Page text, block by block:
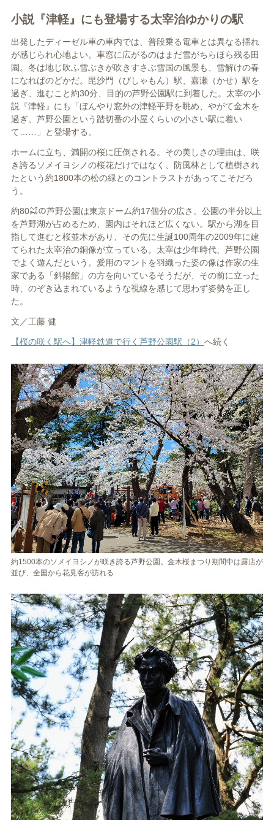
小説『津軽』にも登場する太宰治ゆかりの駅
出発したディーゼル車の車内では、普段乗る電車とは異なる揺れ
が感じられ心地よい。車窓に広がるのはまだ雪がちらほら残る田
園。冬は地じ吹ふ雪ぶきが吹きすさぶ雪国の風景も、雪解けの春
になればのどかだ。毘沙門（びしゃもん）駅、嘉瀬（かせ）駅を
過ぎ、進むこと約30分、目的の芦野公園駅に到着した。太宰の小
説『津軽』にも「ぼんやり窓外の津軽平野を眺め、やがて金木を
過ぎ、芦野公園という踏切番の小屋くらいの小さい駅に着い
て……」と登場する。
ホームに立ち、満開の桜に圧倒される。その美しさの理由は、咲
き誇るソメイヨシノの桜花だけではなく、防風林として植樹され
たという約1800本の松の緑とのコントラストがあってこそだろ
う。
約80㌶の芦野公園は東京ドーム約17個分の広さ。公園の半分以上
を芦野湖が占めるため、園内はそれほど広くない。駅から湖を目
指して進むと桜並木があり、その先に生誕100周年の2009年に建
てられた太宰治の銅像が立っている。太宰は少年時代、芦野公園
でよく遊んだという。愛用のマントを羽織った姿の像は作家の生
家である「斜陽館」の方を向いているそうだが、その前に立った
時、のぞき込まれているような視線を感じて思わず姿勢を正し
た。
文／工藤 健
【桜の咲く駅へ】津軽鉄道で行く芦野公園駅（2） へ続く
約1500本のソメイヨシノが咲き誇る芦野公園。金木桜まつり期間中は露店が
並び、全国から花見客が訪れる